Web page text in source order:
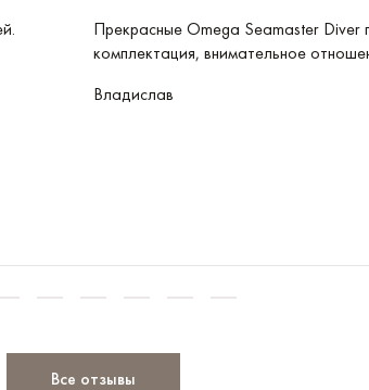
Прекрасные Omega Seamaster Diver
комплектация, внимательное
Владислав
Все отзывы